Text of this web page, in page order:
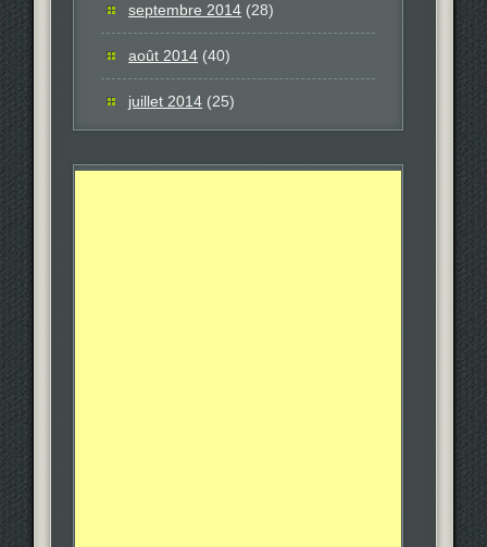
septembre 2014 (28)
août 2014 (40)
juillet 2014 (25)